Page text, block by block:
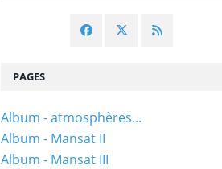
PAGES
Album - atmosphères...
Album - Mansat II
Album - Mansat III